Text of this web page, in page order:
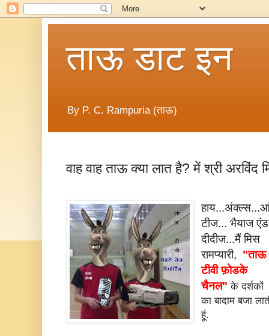
ताऊ डाट इन
By P. C. Rampuria (ताऊ)
वाह वाह ताऊ क्या लात है? में श्री अरविंद
टीज... भैयाज
दीदीज...मैं मिस
रामप्यारी, "ताऊ
टीवी फ़ोडके
चैनल"के दर्शकों
का बादाम बजा
हूं.